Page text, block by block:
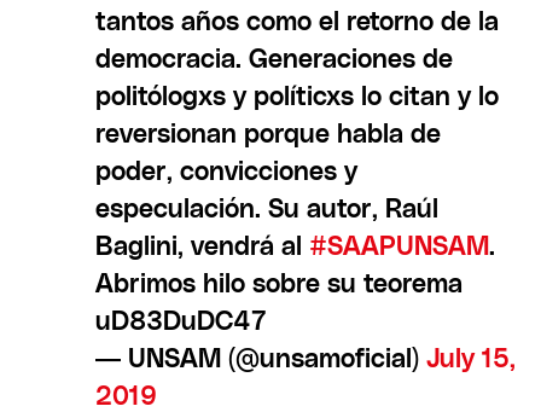
tantos años como el retorno de la
democracia. Generaciones de
politólogxs y políticxs lo citan y lo
reversionan porque habla de
poder, convicciones y
especulación. Su autor, Raúl
Baglini, vendrá al #SAAPUNSAM.
Abrimos hilo sobre su teorema
uD83DuDC47
— UNSAM (@unsamoficial) July 15,
2019